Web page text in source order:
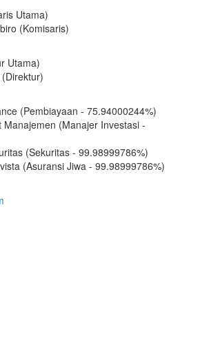
Utama)
(Komisaris)
Utama)
(Pembiayaan - 75.94000244%)
Manajemen (Manajer Investasi -
(Sekuritas - 99.98999786%)
(Asuransi Jiwa - 99.98999786%)